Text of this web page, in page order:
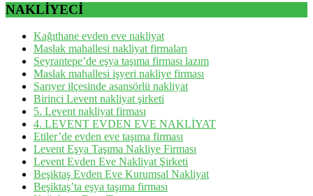
NAKLİYECİ
Kağıthane evden eve nakliyat
Maslak mahallesi nakliyat firmaları
Seyrantepe’de eşya taşıma firması lazım
Maslak mahallesi işyeri nakliye firması
Sarıyer ilçesinde asansörlü nakliyat
Birinci Levent nakliyat şirketi
5. Levent nakliyat firması
4. LEVENT EVDEN EVE NAKLİYAT
Etiler’de evden eve taşıma firması
Levent Eşya Taşıma Nakliye Firması
Levent Evden Eve Nakliyat Şirketi
Beşiktaş Evden Eve Kurumsal Nakliyat
Beşiktaş’ta eşya taşıma firması